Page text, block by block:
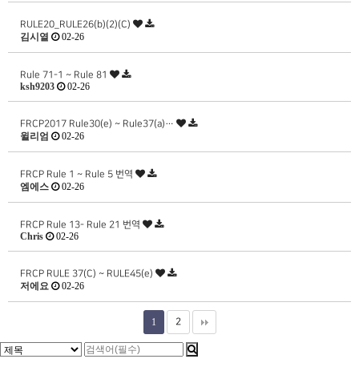
RULE20_RULE26(b)(2)(C)
김시열 02-26
Rule 71-1 ~ Rule 81
ksh9203 02-26
FRCP2017 Rule30(e) ~ Rule37(a)…
윌리엄 02-26
FRCP Rule 1 ~ Rule 5 번역
엠에스 02-26
FRCP Rule 13- Rule 21 번역
Chris 02-26
FRCP RULE 37(C) ~ RULE45(e)
저에요 02-26
1 2